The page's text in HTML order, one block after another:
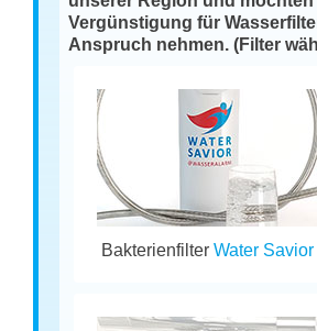
Vergünstigung für
Anspruch nehmen. (Filter
Bakterienfilter Water Savior